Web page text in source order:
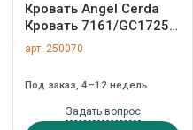
Кровать Angel Cerda
Кровать 7161/GC1725
из светло-серой ткани
180 x 200 см арт.
арт. 250070
Под заказ, 4–12 недель
Задать вопрос